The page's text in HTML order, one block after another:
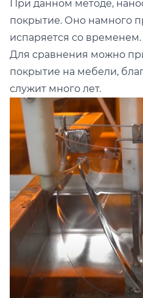
При данном методе,
покрытие. Оно намного
испаряется со временем.
Для сравнения можно
покрытие на мебели,
служит много лет.